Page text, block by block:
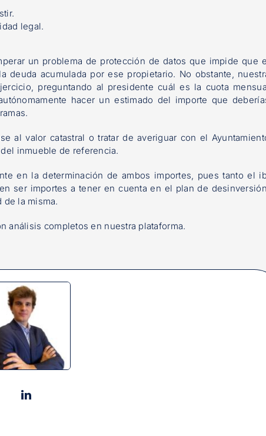
legal.
un problema de protección de datos que impide que
acumulada por ese propietario. No obstante,
preguntando al presidente cuál es la cuota
hacer un estimado del importe que
al valor catastral o tratar de averiguar con el
inmueble de referencia.
en la determinación de ambos importes, pues tanto el
ser importes a tener en cuenta en el plan de
la misma.
análisis completos en nuestra plataforma.